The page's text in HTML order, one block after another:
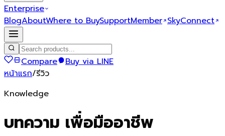
Enterprise
BlogAboutWhere to BuySupportMember SkyConnect
Compare
Buy via LINE
หน้าแรก/รีวิว
Knowledge
บทความ เพื่อมืออาชีพ